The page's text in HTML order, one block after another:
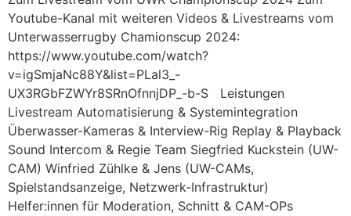
Youtube-Kanal mit weiteren Videos & Livestreams vom
Unterwasserrugby Chamionscup 2024:
https://www.youtube.com/watch?
v=igSmjaNc88Y&list=PLal3_-
UX3RGbFZWYr8SRnOfnnjDP_-b-S Leistungen
Livestream Automatisierung & Systemintegration
Überwasser-Kameras & Interview-Rig Replay & Playback
Sound Intercom & Regie Team Siegfried Kuckstein (UW-
CAM) Winfried Zühlke & Jens (UW-CAMs,
Spielstandsanzeige, Netzwerk-Infrastruktur)
Helfer:innen für Moderation, Schnitt & CAM-OPs